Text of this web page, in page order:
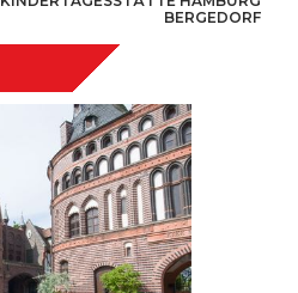
BERGEDORF